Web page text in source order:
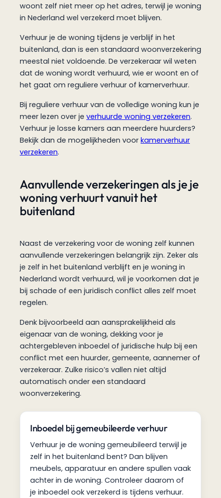
woont zelf niet meer op het adres, terwijl je woning
in Nederland wel verzekerd moet blijven.
Verhuur je de woning tijdens je verblijf in het
buitenland, dan is een standaard woonverzekering
meestal niet voldoende. De verzekeraar wil weten
dat de woning wordt verhuurd, wie er woont en of
het gaat om reguliere verhuur of kamerverhuur.
Bij reguliere verhuur van de volledige woning kun je
meer lezen over je verhuurde woning verzekeren.
Verhuur je losse kamers aan meerdere huurders?
Bekijk dan de mogelijkheden voor kamerverhuur
verzekeren.
Aanvullende verzekeringen als je je
woning verhuurt vanuit het
buitenland
Naast de verzekering voor de woning zelf kunnen
aanvullende verzekeringen belangrijk zijn. Zeker als
je zelf in het buitenland verblijft en je woning in
Nederland wordt verhuurd, wil je voorkomen dat je
bij schade of een juridisch conflict alles zelf moet
regelen.
Denk bijvoorbeeld aan aansprakelijkheid als
eigenaar van de woning, dekking voor je
achtergebleven inboedel of juridische hulp bij een
conflict met een huurder, gemeente, aannemer of
verzekeraar. Zulke risico’s vallen niet altijd
automatisch onder een standaard
woonverzekering.
Inboedel bij gemeubileerde verhuur
Verhuur je de woning gemeubileerd terwijl je
zelf in het buitenland bent? Dan blijven
meubels, apparatuur en andere spullen vaak
achter in de woning. Controleer daarom of
je inboedel ook verzekerd is tijdens verhuur.